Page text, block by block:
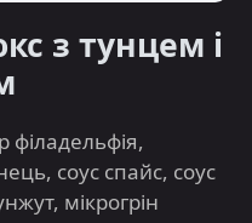
з тунцем і
філадельфія,
соус спайс, соус
мікрогрін